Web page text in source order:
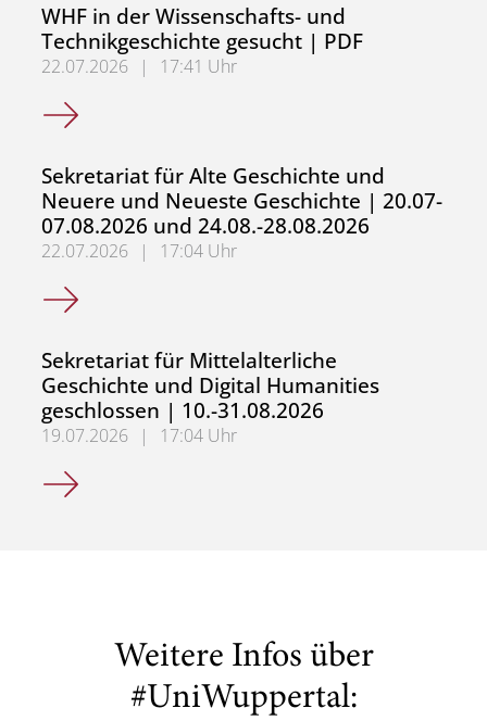
WHF in der Wissenschafts- und
Technikgeschichte gesucht | PDF
22.07.2026 |
17:41 Uhr
WHF in der Wissenschafts- und Technikgeschichte
Sekretariat für Alte Geschichte und
Neuere und Neueste Geschichte | 20.07-
07.08.2026 und 24.08.-28.08.2026
22.07.2026 |
17:04 Uhr
Sekretariat für Alte Geschichte und Neuere und
Sekretariat für Mittelalterliche
Geschichte und Digital Humanities
geschlossen | 10.-31.08.2026
19.07.2026 |
17:04 Uhr
Sekretariat für Mittelalterliche Geschichte und Digital
Weitere Infos über
#UniWuppertal: